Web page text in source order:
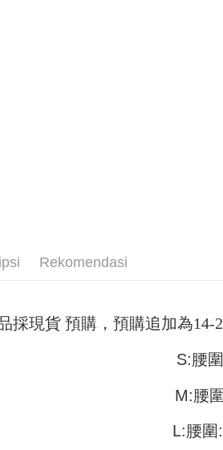
Rekomendasi
採現貨 預購，預購追加為14-
S:腰
M:腰
L:腰圍